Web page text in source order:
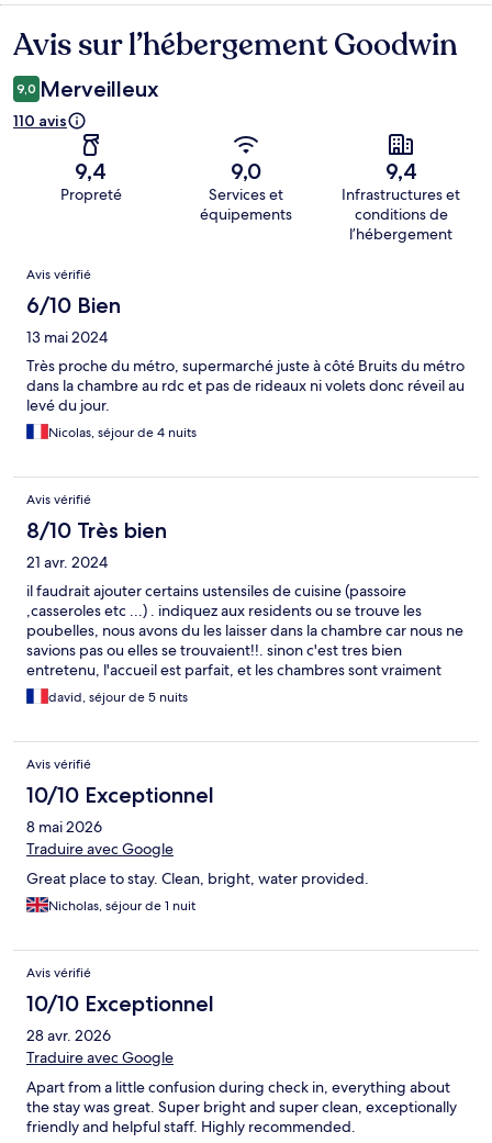
Avis
Avis sur l’hébergement Goodwin
9,0 Merveilleux
110 avis
9,4
Propreté
9,0
Services et
équipements
9,4
Infrastructures et
conditions de
l’hébergement
Avis
Avis vérifié
6/10 Bien
13 mai 2024
Très proche du métro, supermarché juste à côté Bruits du métro
dans la chambre au rdc et pas de rideaux ni volets donc réveil au
levé du jour.
Nicolas, séjour de 4 nuits
Avis vérifié
8/10 Très bien
21 avr. 2024
il faudrait ajouter certains ustensiles de cuisine (passoire
,casseroles etc ...) . indiquez aux residents ou se trouve les
poubelles, nous avons du les laisser dans la chambre car nous ne
savions pas ou elles se trouvaient!!. sinon c'est tres bien
entretenu, l'accueil est parfait, et les chambres sont vraiment
sympas. je recommande vivement! il y a un monte charge qui
n'est pas forcement indiqué dans le descriptif, c'est tres bien
lieu
david, séjour de 5 nuits
Avis vérifié
10/10 Exceptionnel
8 mai 2026
Traduire avec Google
Great place to stay. Clean, bright, water provided.
Nicholas, séjour de 1 nuit
Avis vérifié
10/10 Exceptionnel
28 avr. 2026
Traduire avec Google
Apart from a little confusion during check in, everything about
the stay was great. Super bright and super clean, exceptionally
friendly and helpful staff. Highly recommended.